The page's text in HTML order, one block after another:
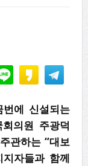
에 신설되는
회의원 주광덕
관하는 “대보
자들과 함께